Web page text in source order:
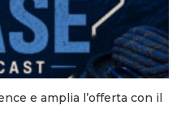
e amplia l’offerta con il